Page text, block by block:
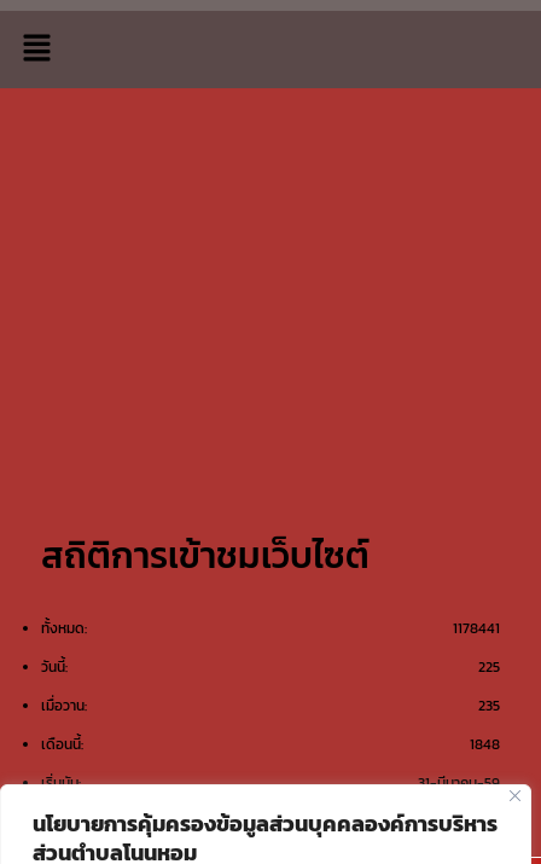
นโยบายการคุ้มครองข้อมูลส่วนบุคคลองค์การบริหาร
ส่วนตำบลโนนหอม
สถิติการเข้าชมเว็บไซต์
1178441
ทั้งหมด:
225
วันนี้:
235
เมื่อวาน:
1848
เดือนนี้:
31-มีนาคม-59
เริ่มนับ: